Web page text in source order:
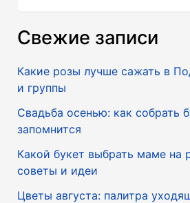
Свежие записи
Какие розы лучше сажать в
и группы
Свадьба осенью: как собрать
запомнится
Какой букет выбрать маме на
советы и идеи
Цветы августа: палитра